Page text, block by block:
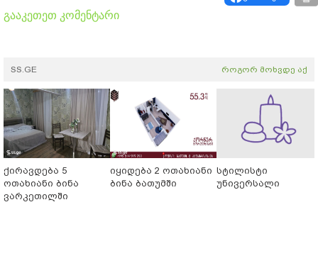
გააკეთეთ კომენტარი
SS.GE როგორ მოხვდე აქ
ქირავდება 5
ოთახიანი ბინა
ვარკეთილში
იყიდება 2 ოთახიანი
ბინა ბათუმში
სტილისტი
უნივერსალი